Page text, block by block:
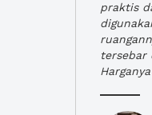
praktis
tersebar